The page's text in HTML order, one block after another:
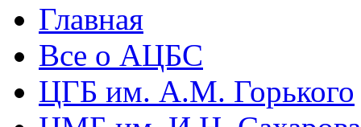
Главная
Все о АЦБС
ЦГБ им. А.М. Горького